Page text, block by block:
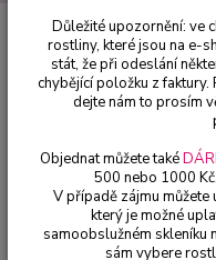
Balkónové rostliny
cena na prodejně
Balzamína
Neu Guinea -
Důležité upozornění: ve
rostliny, které jsou na e-
stát, že při odeslání
chybějící položku z
dejte nám to prosím
Objednat můžete také
500 nebo 1000
V případě zájmu
který je možné
samoobslužném skleníku
sám vybere